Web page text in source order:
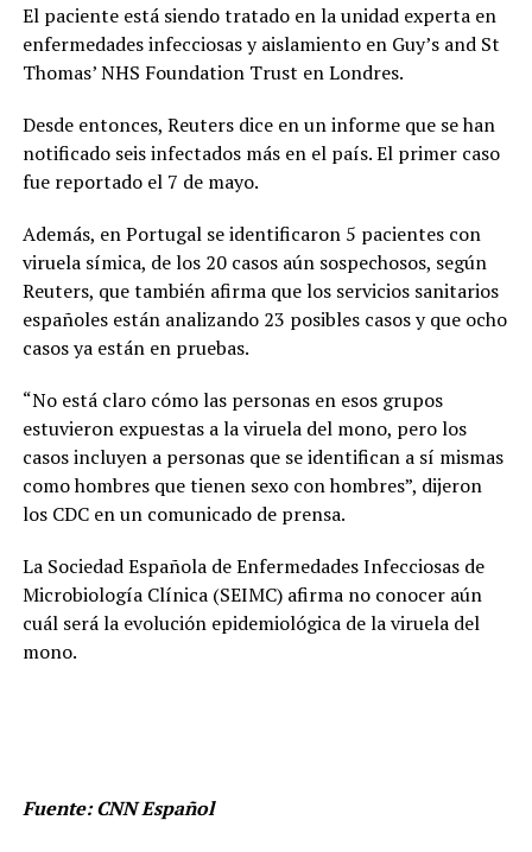
El paciente está siendo tratado en la unidad experta en
enfermedades infecciosas y aislamiento en Guy’s and St
Thomas’ NHS Foundation Trust en Londres.
Desde entonces, Reuters dice en un informe que se han
notificado seis infectados más en el país. El primer caso
fue reportado el 7 de mayo.
Además, en Portugal se identificaron 5 pacientes con
viruela símica, de los 20 casos aún sospechosos, según
Reuters, que también afirma que los servicios sanitarios
españoles están analizando 23 posibles casos y que ocho
casos ya están en pruebas.
“No está claro cómo las personas en esos grupos
estuvieron expuestas a la viruela del mono, pero los
casos incluyen a personas que se identifican a sí mismas
como hombres que tienen sexo con hombres”, dijeron
los CDC en un comunicado de prensa.
La Sociedad Española de Enfermedades Infecciosas de
Microbiología Clínica (SEIMC) afirma no conocer aún
cuál será la evolución epidemiológica de la viruela del
mono.
Fuente: CNN Español